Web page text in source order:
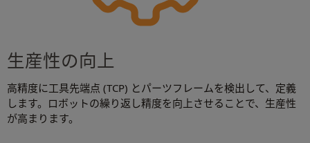
生産性の向上
高精度に工具先端点 (TCP) とパーツフレームを検出して、定義
します。ロボットの繰り返し精度を向上させることで、生産性
が高まります。